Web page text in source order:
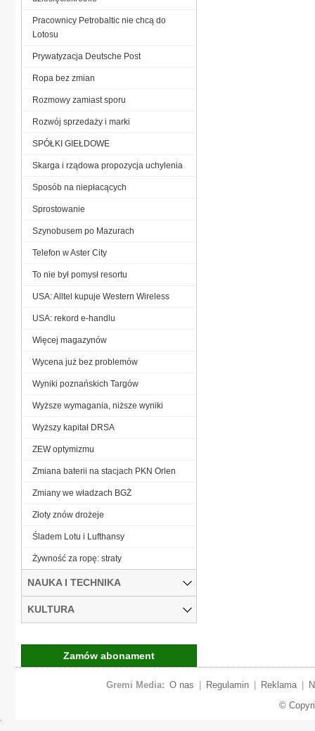
Pracownicy Petrobaltic nie chcą do
Lotosu
Prywatyzacja Deutsche Post
Ropa bez zmian
Rozmowy zamiast sporu
Rozwój sprzedaży i marki
SPÓŁKI GIEŁDOWE
Skarga i rządowa propozycja uchylenia
Sposób na niepłacących
Sprostowanie
Szynobusem po Mazurach
Telefon w Aster City
To nie był pomysł resortu
USA: Alltel kupuje Western Wireless
USA: rekord e-handlu
Więcej magazynów
Wycena już bez problemów
Wyniki poznańskich Targów
Wyższe wymagania, niższe wyniki
Wyższy kapitał DRSA
ZEW optymizmu
Zmiana baterii na stacjach PKN Orlen
Zmiany we władzach BGŻ
Złoty znów drożeje
Śladem Lotu i Lufthansy
Żywność za ropę: straty
NAUKA I TECHNIKA
KULTURA
Zamów abonament
Gremi Media: O nas Regulamin Reklama
©